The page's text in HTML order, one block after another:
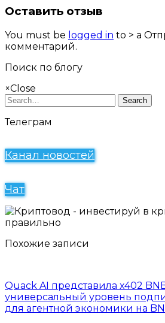
Оставить отзыв
You must be logged in to > a
комментарий.
Поиск по блогу
×Close
Search
Телеграм
Канал новостей
Чат
Похожие записи
Quack AI представила x402
универсальный уровень
для агентной экономики на